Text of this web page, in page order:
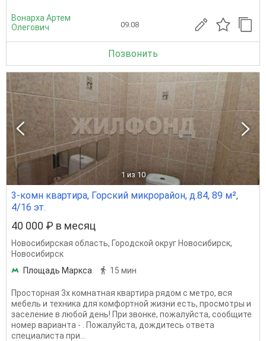
Вонарха Артем
Олегович
09.08
Позвонить
1 из 10
3-комн квартира, Горский микрорайон, д.84, 89 м²,
4/16 эт.
40 000 ₽ в месяц
Новосибирская область, Городской округ Новосибирск,
Новосибирск
Площадь Маркса
15 мин
Просторная 3х комнатная квартира рядом с метро, вся
мебель и техника для комфортной жизни есть, просмотры и
заселение в любой день! При звонке, пожалуйста, сообщите
номер варианта - . Пожалуйста, дождитесь ответа
специалиста при...